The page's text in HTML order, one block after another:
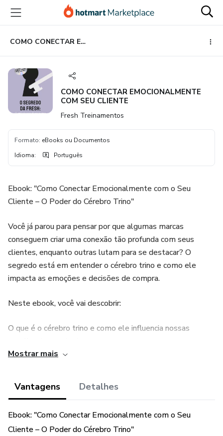
para
conteúdo
principal
para
pagamento
para
rodapé
COMO CONECTAR EMOCIONALMENTE COM SEU CLIENTE
COMO CONECTAR EMOCIONALMENTE
COM SEU CLIENTE
Fresh Treinamentos
Formato: eBooks ou Documentos
Idioma: Português
Ebook: "Como Conectar Emocionalmente com o Seu
Cliente – O Poder do Cérebro Trino"
Você já parou para pensar por que algumas marcas
conseguem criar uma conexão tão profunda com seus
clientes, enquanto outras lutam para se destacar? O
segredo está em entender o cérebro trino e como ele
impacta as emoções e decisões de compra.
Neste ebook, você vai descobrir:
O que é o cérebro trino e como ele influencia nossas
FRESH, vendem sem vender, criando uma experiência
encantadora que vai além do produto.
Mostrar mais
Vantagens Detalhes
Ebook: "Como Conectar Emocionalmente com o Seu
Cliente – O Poder do Cérebro Trino"